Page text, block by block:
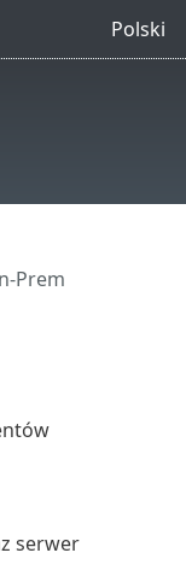
Polski
Prem
serwer